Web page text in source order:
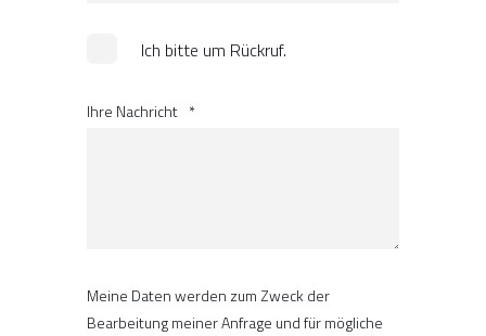
Ich bitte um Rückruf.
Ihre Nachricht *
Meine Daten werden zum Zweck der
Bearbeitung meiner Anfrage und für mögliche